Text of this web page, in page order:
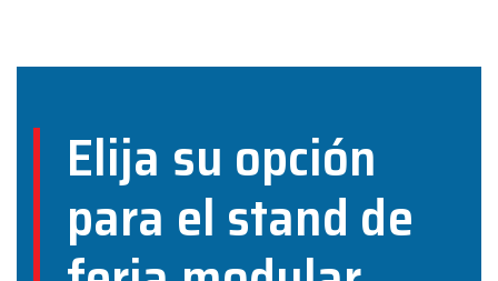
Elija su opción
para el stand de